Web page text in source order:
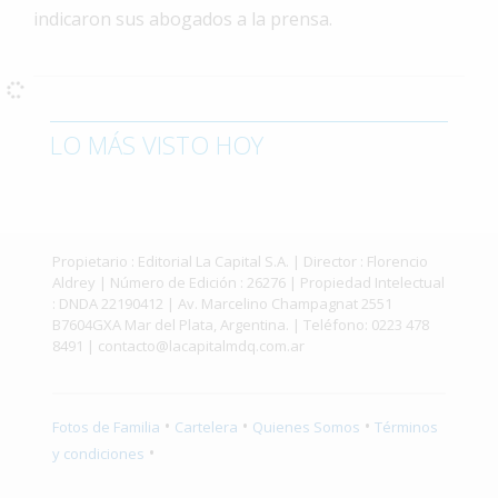
Interés
Ciudad
Deportes
Policiales
Cartelera
Familia
Clasificados
indicaron sus abogados a la prensa.
LO MÁS VISTO HOY
Propietario : Editorial La Capital S.A. | Director : Florencio
Aldrey | Número de Edición : 26276 | Propiedad Intelectual
: DNDA 22190412 | Av. Marcelino Champagnat 2551
B7604GXA Mar del Plata, Argentina. | Teléfono: 0223 478
8491 | contacto@lacapitalmdq.com.ar
Fotos de Familia • Cartelera • Quienes Somos • Términos
y condiciones •